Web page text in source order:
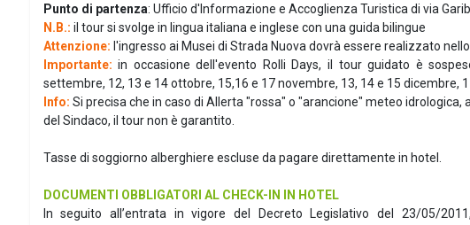
Punto di partenza: Ufficio d'Informazione e Accoglienza Turistica di via
N.B.: il tour si svolge in lingua italiana e inglese con una guida bilingue
Attenzione: l'ingresso ai Musei di Strada Nuova dovrà essere realizzato
Importante: in occasione dell'evento Rolli Days, il tour guidato è
settembre, 12, 13 e 14 ottobre, 15,16 e 17 novembre, 13, 14 e 15 dicembre,
Info: Si precisa che in caso di Allerta "rossa" o "arancione" meteo idrologica,
del Sindaco, il tour non è garantito.
Tasse di soggiorno alberghiere escluse da pagare direttamente in hotel.
DOCUMENTI OBBLIGATORI AL CHECK-IN IN HOTEL
In seguito all’entrata in vigore del Decreto Legislativo del 23/05/